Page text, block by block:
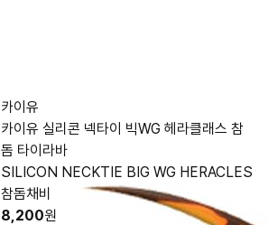
카이유
카이유 실리콘 넥타이 빅WG 헤라클래스 참
돔 타이라바
SILICON NECKTIE BIG WG HERACLES
참돔채비
8,200원